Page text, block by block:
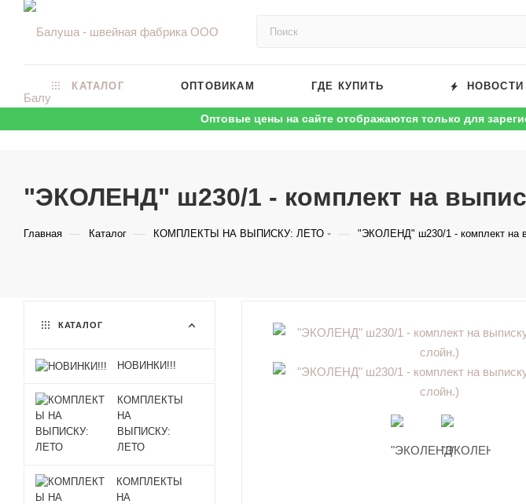
КАТАЛОГ ОПТОВИКАМ ГДЕ КУПИТЬ НОВОСТИ
Оптовые цены на сайте отображаются только для
"ЭКОЛЕНД" ш230/1 - комплект на
Главная — Каталог — КОМПЛЕКТЫ НА ВЫПИСКУ: ЛЕТО — "ЭКОЛЕНД" ш230/1 - комплект на
КАТАЛОГ
НОВИНКИ!!!
КОМПЛЕКТЫ
НА
ВЫПИСКУ:
ЛЕТО
КОМПЛЕКТЫ
НА